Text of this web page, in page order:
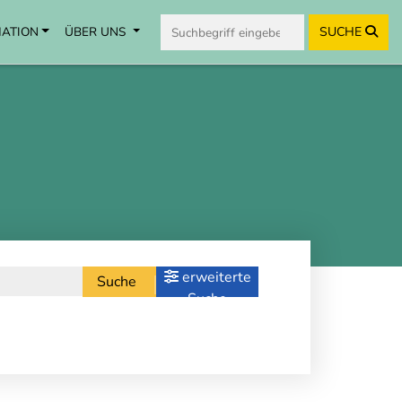
ÜBER UNS SUCHE
Suche
erweiterte
Suche